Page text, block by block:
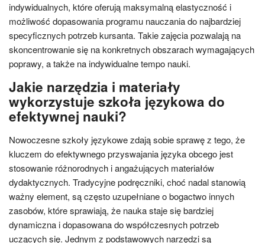
indywidualnych, które oferują maksymalną elastyczność i
możliwość dopasowania programu nauczania do najbardziej
specyficznych potrzeb kursanta. Takie zajęcia pozwalają na
skoncentrowanie się na konkretnych obszarach wymagających
poprawy, a także na indywidualne tempo nauki.
Jakie narzędzia i materiały
wykorzystuje szkoła językowa do
efektywnej nauki?
Nowoczesne szkoły językowe zdają sobie sprawę z tego, że
kluczem do efektywnego przyswajania języka obcego jest
stosowanie różnorodnych i angażujących materiałów
dydaktycznych. Tradycyjne podręczniki, choć nadal stanowią
ważny element, są często uzupełniane o bogactwo innych
zasobów, które sprawiają, że nauka staje się bardziej
dynamiczna i dopasowana do współczesnych potrzeb
uczących się. Jednym z podstawowych narzędzi są